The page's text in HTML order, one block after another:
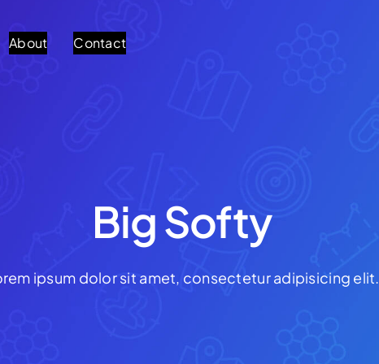
About Contact
Big Softy
ipsum dolor sit amet, consectetur adipisicing elit.